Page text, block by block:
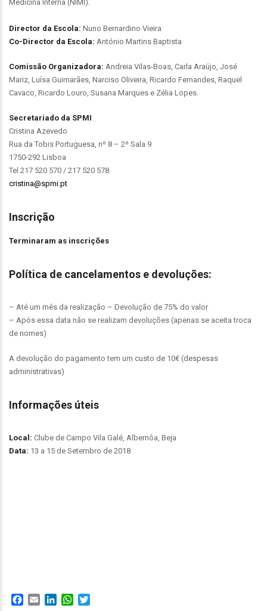
Medicina Interna (NIMI).
Director da Escola: Nuno Bernardino Vieira
Co-Director da Escola: António Martins Baptista
Comissão Organizadora: Andreia Vilas-Boas, Carla Araújo, José
Mariz, Luísa Guimarães, Narciso Oliveira, Ricardo Fernandes, Raquel
Cavaco, Ricardo Louro, Susana Marques e Zélia Lopes.
Secretariado da SPMI
Cristina Azevedo
Rua da Tobis Portuguesa, nº 8 – 2º Sala 9
1750-292 Lisboa
Tel 217 520 570 / 217 520 578
cristina@spmi.pt
Inscrição
Terminaram as inscrições
Política de cancelamentos e devoluções:
– Até um mês da realização – Devolução de 75% do valor
– Após essa data não se realizam devoluções (apenas se aceita troca
de nomes)
A devolução do pagamento tem um custo de 10€ (despesas
administrativas)
Informações úteis
Local: Clube de Campo Vila Galé, Albernôa, Beja
Data: 13 a 15 de Setembro de 2018
Facebook
Email LinkedInWhatsApp